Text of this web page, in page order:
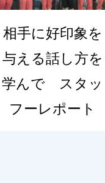
相手に好印象を
与える話し方を
学んで スタッ
フーレポート